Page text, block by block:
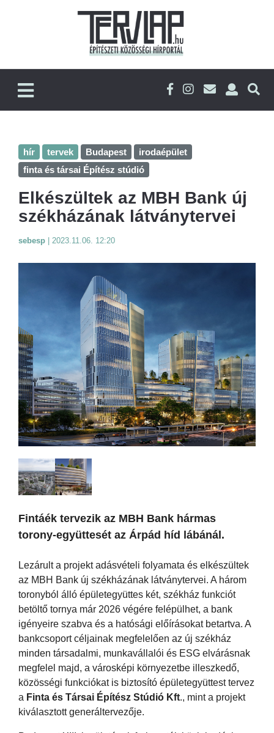
hír tervek Budapest
irodaépület
finta és társai Építész stúdió
Elkészültek az MBH Bank új
székházának látványtervei
sebesp 2023.11.06. 12:20
Fintáék tervezik az MBH Bank hármas
torony-együttesét az Árpád híd lábánál.
Lezárult a projekt adásvételi folyamata és elkészültek
az MBH Bank új székházának látványtervei. A három
toronyból álló épületegyüttes két, székház funkciót
betöltő tornya már 2026 végére felépülhet, a bank
igényeire szabva és a hatósági előírásokat betartva. A
bankcsoport céljainak megfelelően az új székház
minden társadalmi, munkavállalói és ESG elvárásnak
megfelel majd, a városképi környezetbe illeszkedő,
közösségi funkciókat is biztosító épületegyüttest tervez
a Finta és Társai Építész Stúdió Kft., mint a projekt
kiválasztott generáltervezője.